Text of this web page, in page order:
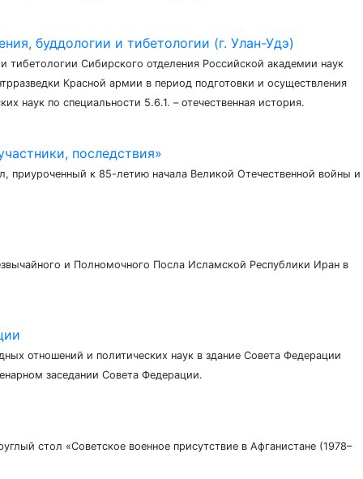
буддологии и тибетологии (г. Улан-Удэ)
тибетологии Сибирского отделения Российской академии наук
Красной армии в период подготовки и осуществления
наук по специальности 5.6.1. – отечественная история.
последствия»
приуроченный к 85-летию начала Великой Отечественной войны и
и Полномочного Посла Исламской Республики Иран в
отношений и политических наук в здание Совета Федерации
заседании Совета Федерации.
стол «Советское военное присутствие в Афганистане (1978–